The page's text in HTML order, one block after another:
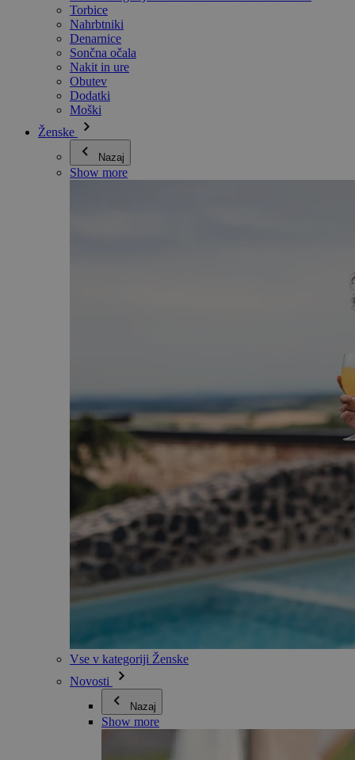
Torbice
Nahrbtniki
Denarnice
Sončna očala
Nakit in ure
Obutev
Dodatki
Moški
Ženske
Nazaj
Show more
Vse v kategoriji Ženske
Novosti
Nazaj
Show more